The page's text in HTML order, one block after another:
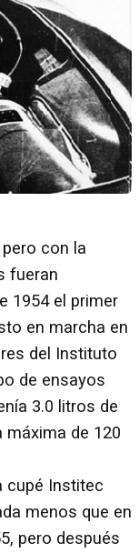
con la
fueran
1954 el primer
en marcha en
del Instituto
de ensayos
3.0 litros de
máxima de 120
cupé Institec
menos que en
pero después